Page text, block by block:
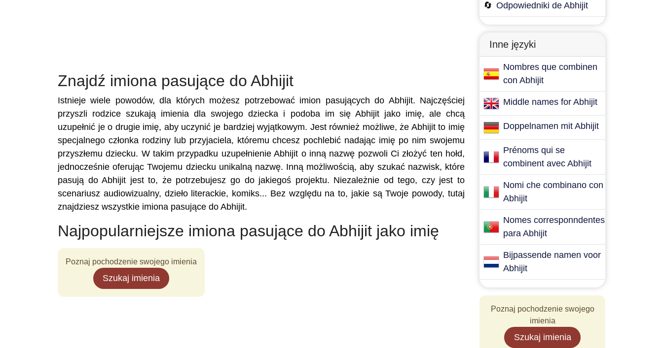
Znajdź imiona pasujące do Abhijit
Istnieje wiele powodów, dla których możesz potrzebować imion pasujących do Abhijit. Najczęściej
przyszli rodzice szukają imienia dla swojego dziecka i podoba im się Abhijit jako imię, ale chcą
uzupełnić je o drugie imię, aby uczynić je bardziej wyjątkowym. Jest również możliwe, że Abhijit to imię
specjalnego członka rodziny lub przyjaciela, któremu chcesz pochlebić nadając imię po nim swojemu
przyszłemu dziecku. W takim przypadku uzupełnienie Abhijit o inną nazwę pozwoli Ci złożyć ten hołd,
jednocześnie oferując Twojemu dziecku unikalną nazwę. Inną możliwością, aby szukać nazwisk, które
pasują do Abhijit jest to, że potrzebujesz go do jakiegoś projektu. Niezależnie od tego, czy jest to
scenariusz audiowizualny, dzieło literackie, komiks... Bez względu na to, jakie są Twoje powody, tutaj
znajdziesz wszystkie imiona pasujące do Abhijit.
Najpopularniejsze imiona pasujące do Abhijit jako imię
Poznaj pochodzenie swojego imienia
Szukaj imienia
🔄 Odpowiedniki de Abhijit
Inne języki
Nombres que combinen
con Abhijit
Middle names for Abhijit
Doppelnamen mit Abhijit
Prénoms qui se
combinent avec Abhijit
Nomi che combinano con
Abhijit
Nomes corresponndentes
para Abhijit
Bijpassende namen voor
Abhijit
Poznaj pochodzenie swojego
imienia
Szukaj imienia